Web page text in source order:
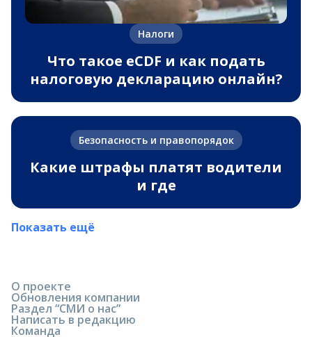
Налоги
Что такое eCDF и как подать
налоговую декларацию онлайн?
Безопасность и правопорядок
Какие штрафы платят водители
и где
Показать ещё
О проекте
Обновления компании
Раздел “СМИ о нас”
Написать в редакцию
Команда